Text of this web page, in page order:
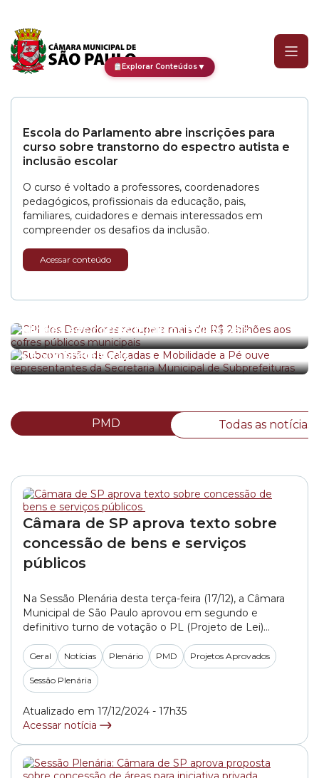
Explorar Conteúdos▼
Escola do Parlamento abre inscrições para
curso sobre transtorno do espectro autista e
inclusão escolar
O curso é voltado a professores, coordenadores
pedagógicos, profissionais da educação, pais,
familiares, cuidadores e demais interessados em
compreender os desafios da inclusão.
Acessar conteúdo
bilhões aos cofres públicos municipais
Subcomissão de Calçadas e Mobilidade a Pé
ouve representantes da Secretaria Municipal
de Subprefeituras
PMD Todas as notícias
Câmara de SP aprova texto sobre
concessão de bens e serviços
públicos
Na Sessão Plenária desta terça-feira (17/12), a Câmara
Municipal de São Paulo aprovou em segundo e
definitivo turno de votação o PL (Projeto de Lei)
827/2024. Protocolada na Casa pela Prefeitura, a
matéria define novos critérios do PMD (Plano
Municipal de Desestatização). O texto orienta as regras
Geral Notícias Plenário PMD Projetos Aprovados
Sessão Plenária
Atualizado em 17/12/2024 - 17h35
Acessar notícia